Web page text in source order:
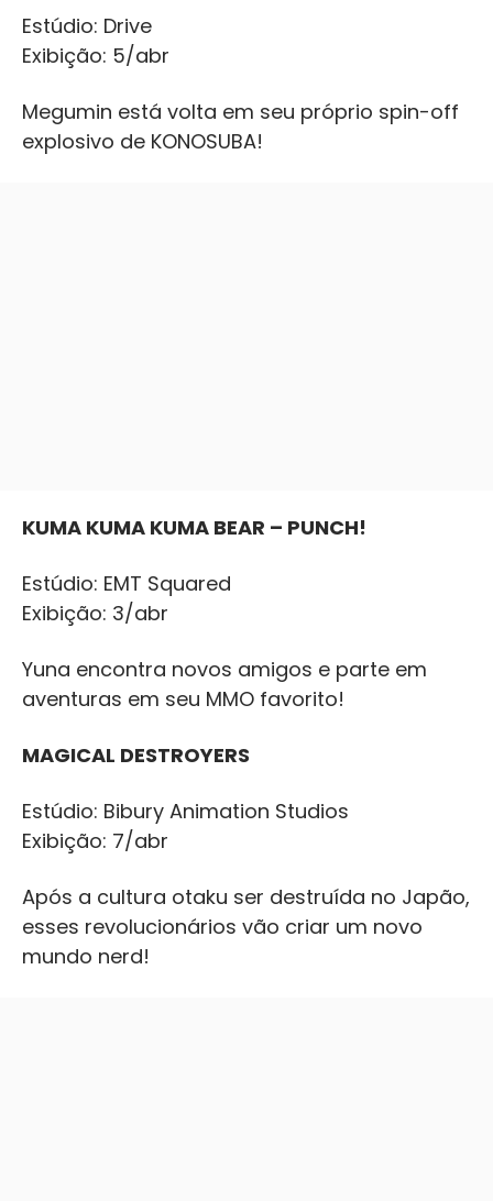
Estúdio: Drive
Exibição: 5/abr
Megumin está volta em seu próprio spin-off
explosivo de KONOSUBA!
KUMA KUMA KUMA BEAR – PUNCH!
Estúdio: EMT Squared
Exibição: 3/abr
Yuna encontra novos amigos e parte em
aventuras em seu MMO favorito!
MAGICAL DESTROYERS
Estúdio: Bibury Animation Studios
Exibição: 7/abr
Após a cultura otaku ser destruída no Japão,
esses revolucionários vão criar um novo
mundo nerd!